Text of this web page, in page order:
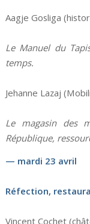
Aagje Gosliga
Le Manuel du
temps.
Jehanne Lazaj
Le magasin des
République,
— mardi 23 avril
Réfection,
Vincent Cochet